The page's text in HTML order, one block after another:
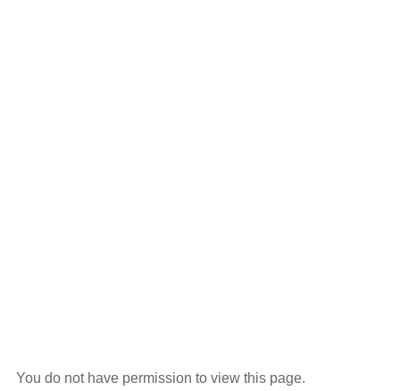
You do not have permission to view this page.